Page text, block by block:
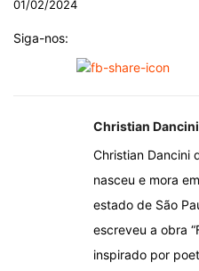
01/02/2024
Siga-nos:
Christian Dancini
Christian Dancini
nasceu e mora
estado de São
escreveu a obra
inspirado por